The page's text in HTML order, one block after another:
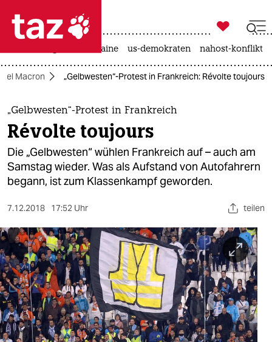
 taz zahl ich
taz zahl ich
themen
politik
öko
gesellschaft
sport
berlin
nord
wahrheit

taz zahl ich
krieg in der ukraine us-demokraten nahost-konflikt
Macron „Gelbwesten“-Protest in Frankreich: Révolte toujours
„Gelbwesten“-Protest in Frankreich
Révolte toujours
Die „Gelbwesten“ wühlen Frankreich auf – auch am
Samstag wieder. Was als Aufstand von Autofahrern
begann, ist zum Klassenkampf geworden.
7.12.2018 17:52 Uhr teilen